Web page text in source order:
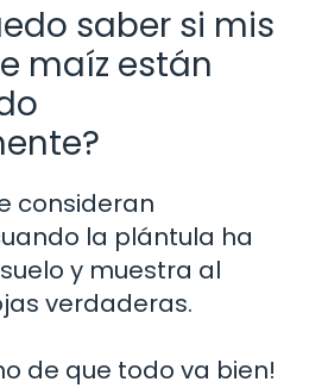
saber si mis
maíz están
consideran
la plántula ha
y muestra al
verdaderas.
de que todo va bien!